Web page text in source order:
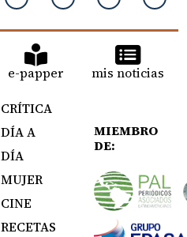
e-papper mis noticias
CRÍTICA
DÍA A
DÍA
MUJER
CINE
RECETAS
MIEMBRO
DE: